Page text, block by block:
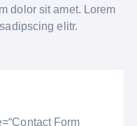
dolor sit amet. Lorem
elitr.
Form